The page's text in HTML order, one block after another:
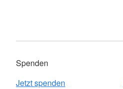
Spenden
Jetzt spenden